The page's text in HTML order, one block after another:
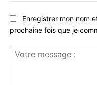
Enregistrer mon nom
prochaine fois que je